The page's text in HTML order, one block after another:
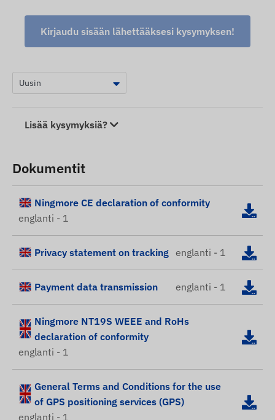
Kirjaudu sisään lähettääksesi kysymyksen!
Lisää kysymyksiä?
Dokumentit
Ningmore CE declaration of conformity
englanti - 1
Privacy statement on tracking englanti - 1
Payment data transmission englanti - 1
Ningmore NT19S WEEE and RoHs
declaration of conformity
englanti - 1
General Terms and Conditions for the use
of GPS positioning services (GPS)
englanti - 1